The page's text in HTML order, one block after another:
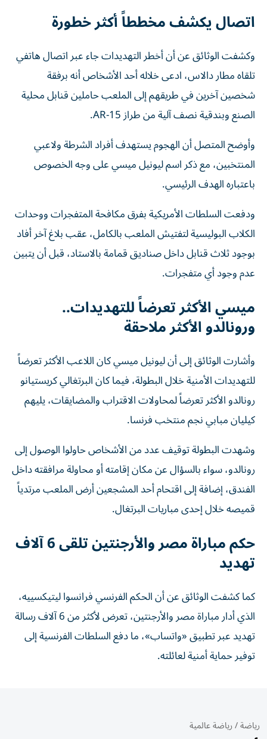
اتصال يكشف مخططاً أكثر خطورة
وكشفت الوثائق عن أن أخطر التهديدات جاء عبر اتصال هاتفي
تلقاه مطار دالاس، ادعى خلاله أحد الأشخاص أنه برفقة
شخصين آخرين في طريقهم إلى الملعب حاملين قنابل محلية
الصنع وبندقية نصف آلية من طراز AR-15.
وأوضح المتصل أن الهجوم يستهدف أفراد الشرطة ولاعبي
المنتخبين، مع ذكر اسم ليونيل ميسي على وجه الخصوص
باعتباره الهدف الرئيسي.
ودفعت السلطات الأمريكية بفرق مكافحة المتفجرات ووحدات
الكلاب البوليسية لتفتيش الملعب بالكامل، عقب بلاغ آخر أفاد
بوجود ثلاث قنابل داخل صناديق قمامة بالاستاد، قبل أن يتبين
عدم وجود أي متفجرات.
ميسي الأكثر تعرضاً للتهديدات..
ورونالدو الأكثر ملاحقة
وأشارت الوثائق إلى أن ليونيل ميسي كان اللاعب الأكثر تعرضاً
للتهديدات الأمنية خلال البطولة، فيما كان البرتغالي كريستيانو
رونالدو الأكثر تعرضاً لمحاولات الاقتراب والمضايقات، يليهم
كيليان مبابي نجم منتخب فرنسا.
وشهدت البطولة توقيف عدد من الأشخاص حاولوا الوصول إلى
رونالدو، سواء بالسؤال عن مكان إقامته أو محاولة مرافقته داخل
الفندق، إضافة إلى اقتحام أحد المشجعين أرض الملعب مرتدياً
قميصه خلال إحدى مباريات البرتغال.
حكم مباراة مصر والأرجنتين تلقى 6 آلاف
تهديد
كما كشفت الوثائق عن أن الحكم الفرنسي فرانسوا ليتيكسييه،
الذي أدار مباراة مصر والأرجنتين، تعرض لأكثر من 6 آلاف رسالة
تهديد عبر تطبيق «واتساب»، ما دفع السلطات الفرنسية إلى
توفير حماية أمنية لعائلته.
رياضة/رياضة عالمية